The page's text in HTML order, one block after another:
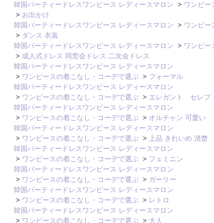
韓国パーティードレスワンピース レディースマロン
> ワンピー
> お出かけ
韓国パーティードレスワンピース レディースマロン
> ワンピー
> ダンス 衣装
韓国パーティードレスワンピース レディースマロン
> ワンピー
> 成人式ドレス 同窓会ドレス 二次会ドレス
韓国パーティードレスワンピース レディースマロン
> ワンピースの着こなし・コーデで選ぶ > フォーマル
韓国パーティードレスワンピース レディースマロン
> ワンピースの着こなし・コーデで選ぶ > エレガント セレブ
韓国パーティードレスワンピース レディースマロン
> ワンピースの着こなし・コーデで選ぶ > オルチャン 可愛い
韓国パーティードレスワンピース レディースマロン
> ワンピースの着こなし・コーデで選ぶ >
上品 きれいめ 清楚
韓国パーティードレスワンピース レディースマロン
> ワンピースの着こなし・コーデで選ぶ > フェミニン
韓国パーティードレスワンピース レディースマロン
> ワンピースの着こなし・コーデで選ぶ > ガーリー
韓国パーティードレスワンピース レディースマロン
> ワンピースの着こなし・コーデで選ぶ > レトロ
韓国パーティードレスワンピース レディースマロン
> ワンピースの着こなし・コーデで選ぶ > 大人